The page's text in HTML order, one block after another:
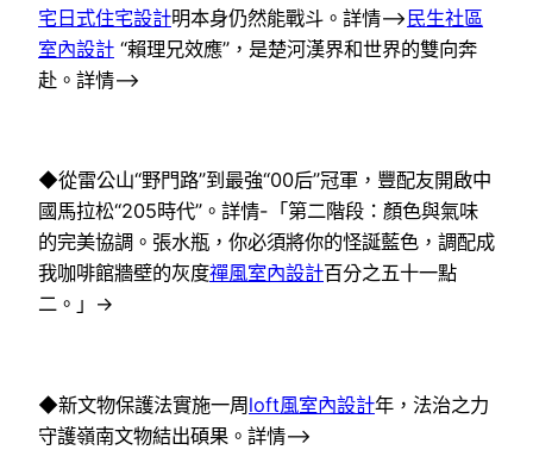
宅日式住宅設計明本身仍然能戰斗。詳情–>民生社區
室內設計 “賴理兄效應”，是楚河漢界和世界的雙向奔
赴。詳情–>
◆從雷公山“野門路”到最強“00后”冠軍，豐配友開啟中
國馬拉松“205時代”。詳情-「第二階段：顏色與氣味
的完美協調。張水瓶，你必須將你的怪誕藍色，調配成
我咖啡館牆壁的灰度禪風室內設計百分之五十一點
二。」->
◆新文物保護法實施一周loft風室內設計年，法治之力
守護嶺南文物結出碩果。詳情–>